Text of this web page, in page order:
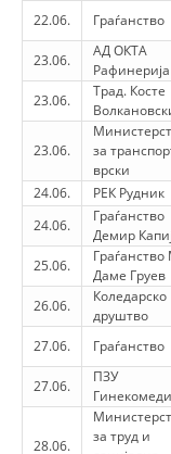
22.06. Граѓанство
23.06.
АД ОКТА
Рафинерија
23.06.
Трад. Косте
23.06.
за
врски
24.06. РЕК Рудник
24.06.
Граѓанство
Демир
25.06.
Даме Груев
26.06.
Коледарско
друштво
27.06. Граѓанство
27.06.
ПЗУ
28.06.
за труд и